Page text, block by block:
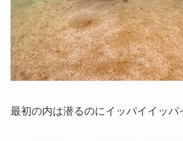
最初の内は潜るのにイッパイイッパ